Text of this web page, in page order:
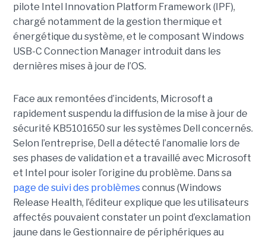
pilote Intel Innovation Platform Framework (IPF),
chargé notamment de la gestion thermique et
énergétique du système, et le composant Windows
USB-C Connection Manager introduit dans les
dernières mises à jour de l’OS.
Face aux remontées d’incidents, Microsoft a
rapidement suspendu la diffusion de la mise à jour de
sécurité KB5101650 sur les systèmes Dell concernés.
Selon l’entreprise, Dell a détecté l’anomalie lors de
ses phases de validation et a travaillé avec Microsoft
et Intel pour isoler l’origine du problème. Dans sa
page de suivi des problèmesconnus (Windows
Release Health, l’éditeur explique que les utilisateurs
affectés pouvaient constater un point d’exclamation
jaune dans le Gestionnaire de périphériques au